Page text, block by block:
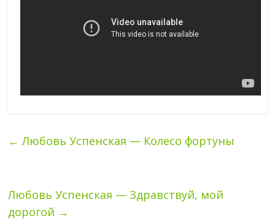
← Любовь Успенская — Колесо фортуны
Любовь Успенская — Здравствуй, мой
дорогой →